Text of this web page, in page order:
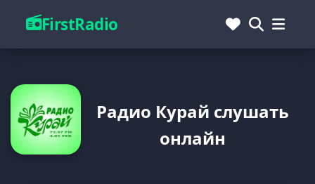
FirstRadio
Радио Курай слушать
онлайн